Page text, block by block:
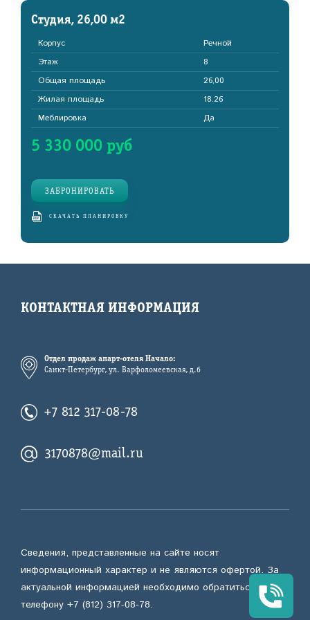
Студия, 26,00 м2
Корпус
Речной
Этаж
8
Общая площадь
26,00
Жилая площадь
18.26
Меблировка
Да
5 330 000 руб
ЗАБРОНИРОВАТЬ
СКАЧАТЬ ПЛАНИРОВКУ
КОНТАКТНАЯ ИНФОРМАЦИЯ
Отдел продаж апарт-отеля Начало:
Санкт-Петербург, ул. Варфоломеевская, д.6
+7 812 317-08-78
3170878@mail.ru
Сведения, представленные на сайте носят
информационный характер и не являются офертой. За
актуальной информацией необходимо обратиться по
телефону +7 (812) 317-08-78.